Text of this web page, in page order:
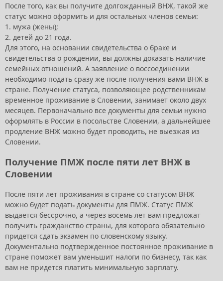
После того, как вы получите долгожданный ВНЖ, такой же
статус можно оформить и для остальных членов семьи:
1. мужа (жены);
2. детей до 21 года.
Для этого, на основании свидетельства о браке и
свидетельства о рождении, вы должны доказать наличие
семейных отношений. А заявление о воссоединении
необходимо подать сразу же после получения вами ВНЖ в
стране. Получение статуса, позволяющее родственникам
временное проживание в Словении, занимает около двух
месяцев. Первоначально все документы для семьи нужно
оформлять в России в посольстве Словении, а дальнейшее
продление ВНЖ можно будет проводить, не выезжая из
Словении.
Получение ПМЖ после пяти лет ВНЖ в
Словении
После пяти лет проживания в стране со статусом ВНЖ
можно будет подать документы для ПМЖ. Статус ПМЖ
выдается бессрочно, а через восемь лет вам предложат
получить гражданство страны, для которого обязательно
придется сдать экзамен по словенскому языку.
Документально подтвержденное постоянное проживание в
стране поможет вам уменьшит налоги по бизнесу, так как
вам не придется платить минимальную зарплату.